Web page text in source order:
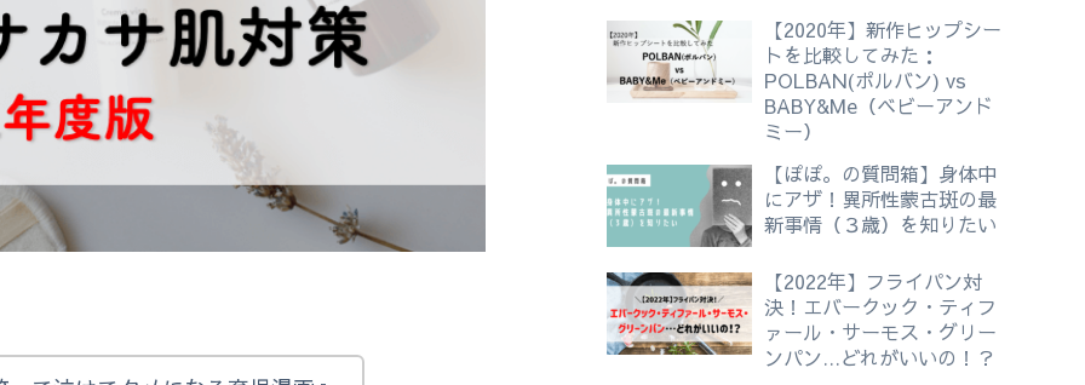
【2020年】新作ヒップシー
トを比較してみた：
POLBAN(ポルバン) vs
BABY&Me（ベビーアンド
ミー）
【ぽぽ。の質問箱】身体中
にアザ！異所性蒙古斑の最
新事情（３歳）を知りたい
【2022年】フライパン対
決！エバークック・ティフ
ァール・サーモス・グリー
ンパン…どれがいいの！？